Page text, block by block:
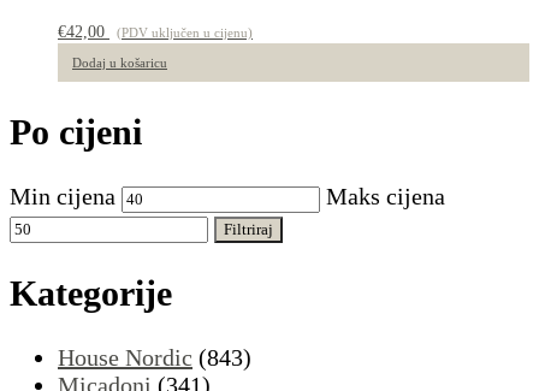
€42,00 (PDV uključen u cijenu)
Dodaj u košaricu
Po cijeni
Min cijena Maks cijena
Filtriraj
Kategorije
House Nordic (843)
Micadoni (341)